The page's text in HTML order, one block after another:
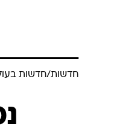
חדשות/חדשות